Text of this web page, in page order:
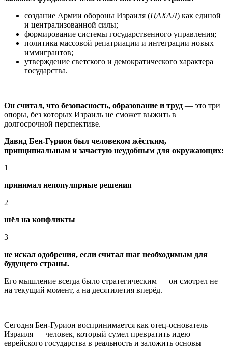
создание Армии обороны Израиля (ЦАХАЛ) как единой
и централизованной силы;
формирование системы государственного управления;
политика массовой репатриации и интеграции новых
иммигрантов;
утверждение светского и демократического характера
государства.
Он считал, что безопасность, образование и труд — это три
опоры, без которых Израиль не сможет выжить в
долгосрочной перспективе.
Давид Бен-Гурион был человеком жёстким,
принципиальным и зачастую неудобным для окружающих:
1
принимал непопулярные решения
2
шёл на конфликты
3
не искал одобрения, если считал шаг необходимым для
будущего страны.
Его мышление всегда было стратегическим — он смотрел не
на текущий момент, а на десятилетия вперёд.
Сегодня Бен-Гурион воспринимается как отец-основатель
Израиля — человек, который сумел превратить идею
еврейского государства в реальность и заложить основы